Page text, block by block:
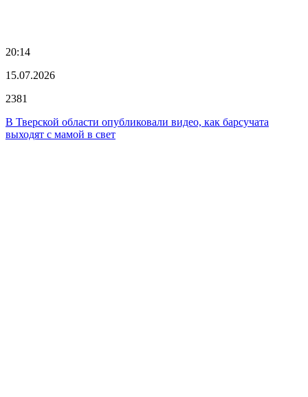
20:14
15.07.2026
2381
В Тверской области опубликовали видео, как барсучата
выходят с мамой в свет